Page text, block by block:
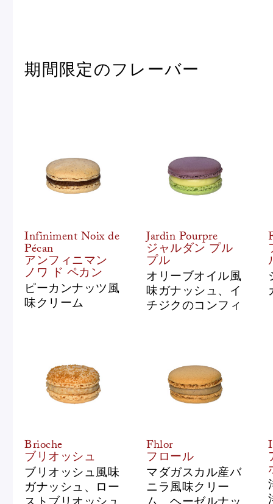
期間限定のフレーバー
Infiniment Noix de
Pécan
アンフィニマン
ノワ ド ペカン
ピーカンナッツ風
味クリーム
Jardin Pourpre
ジャルダン プル
プル
オリーブオイル風
味ガナッシュ、イ
チジクのコンフィ
Brioche
ブリオッシュ
ブリオッシュ風味
ガナッシュ、ロー
ストブリオッシュ
Fhlor
フロール
マダガスカル産バ
ニラ風味クリー
ム、ヘーゼルナッ